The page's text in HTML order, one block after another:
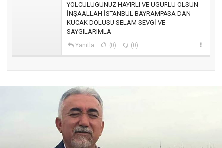
YOLCULUGUNUZ HAYIRLI VE UGURLU OLSUN
İNŞAALLAH İSTANBUL BAYRAMPASA DAN
KUCAK DOLUSU SELAM SEVGİ VE
SAYGILARIMLA
Yanıtla (0) (0)